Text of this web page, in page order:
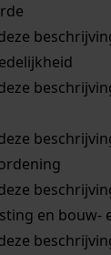
en bouw-